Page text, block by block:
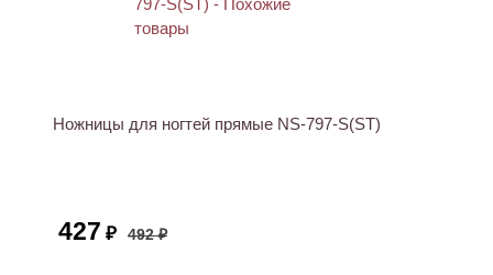
Ножницы для ногтей прямые NS-797-S(ST)
427 ₽ 492 ₽